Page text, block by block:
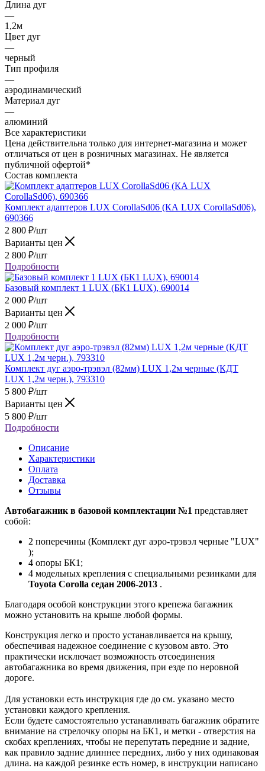
Длина дуг
—
1,2м
Цвет дуг
—
черный
Тип профиля
—
аэродинамический
Материал дуг
—
алюминий
Все характеристики
Цена действительна только для интернет-магазина и может
отличаться от цен в розничных магазинах. Не является
публичной офертой*
Состав комплекта
Комплект адаптеров LUX CorollaSd06 (КА LUX CorollaSd06),
690366
2 800 ₽/шт
Варианты цен
2 800 ₽/шт
Подробности
Базовый комплект 1 LUX (БК1 LUX), 690014
2 000 ₽/шт
Варианты цен
2 000 ₽/шт
Подробности
Комплект дуг аэро-трэвэл (82мм) LUX 1,2м черные (КДТ
LUX 1,2м черн.), 793310
5 800 ₽/шт
Варианты цен
5 800 ₽/шт
Подробности
Описание
Характеристики
Оплата
Доставка
Отзывы
Автобагажник в базовой комплектации №1 представляет
собой:
2 поперечины (Комплект дуг аэро-трэвэл черные "LUX"
);
4 опоры БК1;
4 модельных крепления с специальными резинками для
Toyota Corolla седан 2006-2013 .
Благодаря особой конструкции этого крепежа багажник
можно установить на крыше любой формы.
Конструкция легко и просто устанавливается на крышу,
обеспечивая надежное соединение с кузовом авто. Это
практически исключает возможность отсоединения
автобагажника во время движения, при езде по неровной
дороге.
Для установки есть инструкция где до см. указано место
установки каждого крепления.
Если будете самостоятельно устанавливать багажник обратите
внимание на стрелочку опоры на БК1, и метки - отверстия на
скобах креплениях, чтобы не перепутать передние и задние,
как правило задние длиннее передних, либо у них одинаковая
длина. на каждой резинке есть номер, в инструкции написано